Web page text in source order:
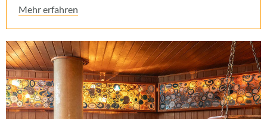
Mehr erfahren